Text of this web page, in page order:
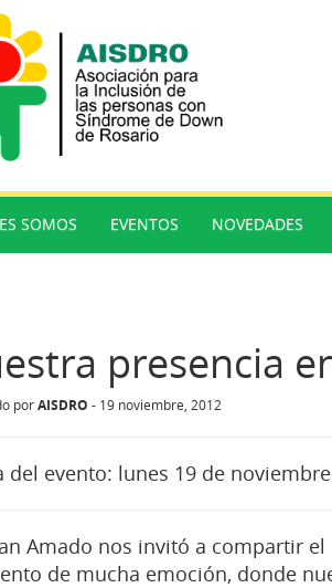
SOMOS EVENTOS NOVEDADES
presencia
porAISDRO - 19 noviembre, 2012
del evento: lunes 19 de
Amado nos invitó a compartir
de mucha emoción, donde